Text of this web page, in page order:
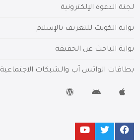
لجنة الدعوة الإلكترونية
بوابة الكويت للتعريف بالإسلام
بوابة الباحث عن الحقيقة
بطاقات الواتس آب والشبكات الاجتماعية